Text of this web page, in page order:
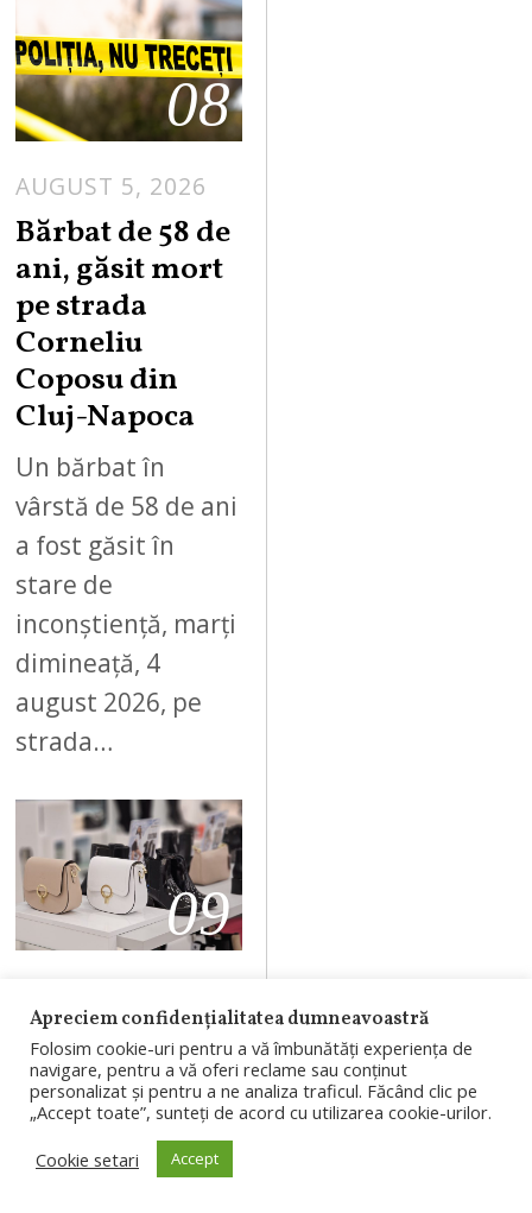
08
AUGUST 5, 2026
Bărbat de 58 de
ani, găsit mort
pe strada
Corneliu
Coposu din
Cluj-Napoca
Un bărbat în
vârstă de 58 de ani
a fost găsit în
stare de
inconștiență, marți
dimineață, 4
august 2026, pe
strada…
09
Branduri
românești, în
proiectul
RIVUS: un nou
concept al
Apreciem confidențialitatea dumneavoastră
Folosim cookie-uri pentru a vă îmbunătăți experiența de
navigare, pentru a vă oferi reclame sau conținut
personalizat și pentru a ne analiza traficul. Făcând clic pe
„Accept toate”, sunteți de acord cu utilizarea cookie-urilor.
Cookie setari
Accept